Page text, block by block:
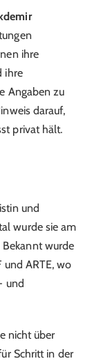
ihre
ihre
Angaben zu
darauf,
privat hält.
und
wurde sie am
wurde
ARTE, wo
und
nicht über
Schritt in der